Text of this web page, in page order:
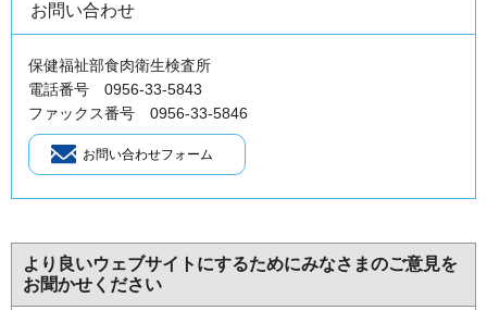
お問い合わせ
保健福祉部食肉衛生検査所
電話番号 0956-33-5843
ファックス番号 0956-33-5846
より良いウェブサイトにするためにみなさまのご意見を
お聞かせください